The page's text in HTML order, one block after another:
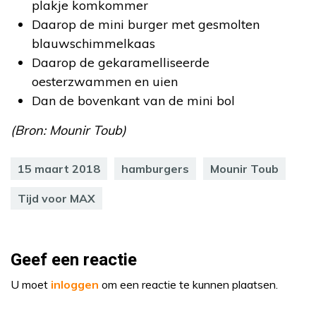
plakje komkommer
Daarop de mini burger met gesmolten
blauwschimmelkaas
Daarop de gekaramelliseerde
oesterzwammen en uien
Dan de bovenkant van de mini bol
(Bron: Mounir Toub)
15 maart 2018 hamburgers Mounir Toub
Tijd voor MAX
Geef een reactie
U moet inloggen om een reactie te kunnen plaatsen.